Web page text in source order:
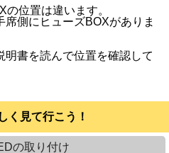
位置は違います。
側にヒューズBOXがありま
書を読んで位置を確認して
く見て行こう！
の取り付け